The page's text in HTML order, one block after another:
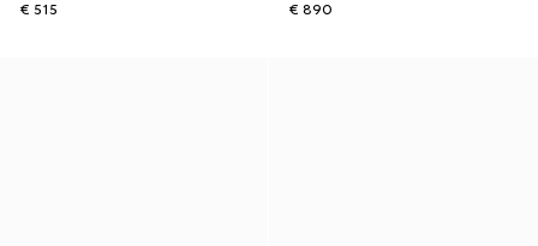
€ 515
€ 890